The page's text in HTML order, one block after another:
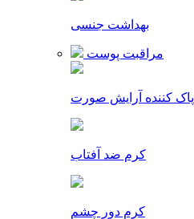
بهداشت جنسی
مراقبت پوست
پاک کننده آرایش صورت
کرم ضد آفتاب
کرم دور چشم